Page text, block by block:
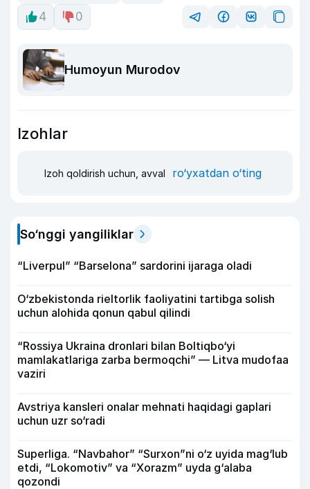
4
0
Humoyun Murodov
Izohlar
Izoh qoldirish uchun, avval ro‘yxatdan o‘ting
So‘nggi yangiliklar
“Liverpul” “Barselona” sardorini ijaraga oladi
O‘zbekistonda rieltorlik faoliyatini tartibga solish
uchun alohida qonun qabul qilindi
“Rossiya Ukraina dronlari bilan Boltiqbo‘yi
mamlakatlariga zarba bermoqchi” — Litva mudofaa
vaziri
Avstriya kansleri onalar mehnati haqidagi gaplari
uchun uzr so‘radi
Superliga. “Navbahor” “Surxon”ni o‘z uyida mag‘lub
etdi, “Lokomotiv” va “Xorazm” uyda g‘alaba
qozondi